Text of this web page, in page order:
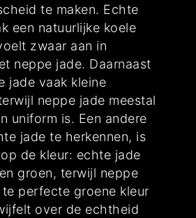
te maken. Echte
een natuurlijke koele
zwaar aan in
neppe jade. Daarnaast
jade vaak kleine
neppe jade meestal
uniform is. Een andere
jade te herkennen, is
de kleur: echte jade
groen, terwijl neppe
perfecte groene kleur
over de echtheid